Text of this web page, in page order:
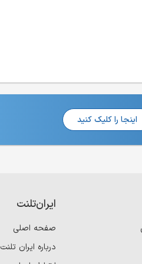
اینجا را کلیک کنید
ایران‌تلنت
صفحه اصلی
درباره ایران تلنت